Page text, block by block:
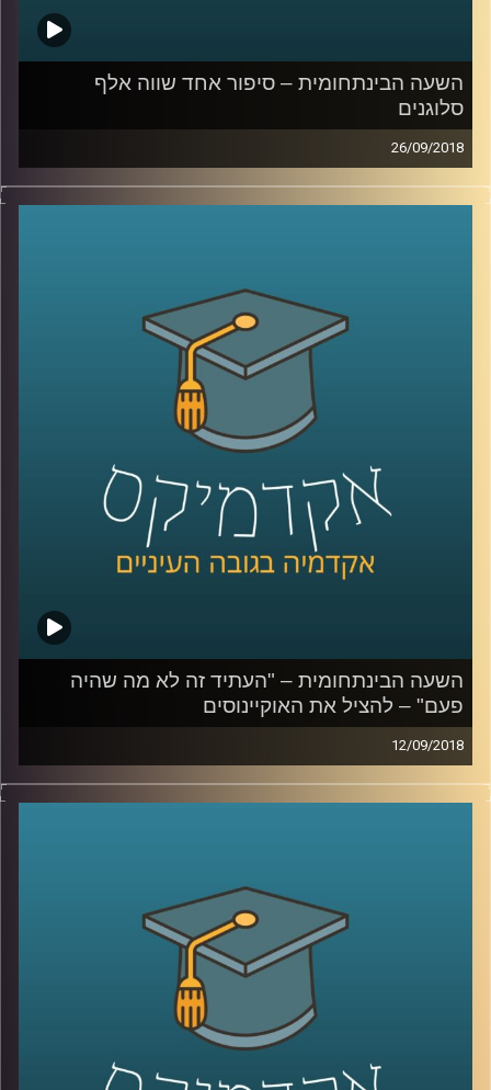
השעה הבינתחומית – סיפור אחד שווה אלף
סלוגנים
26/09/2018
כיצד הפכו הסיפורים לכלי הניהולי היעיל ביותר
משמרים לקוחות ומגייסים משקיעים באמצעות
הנרטיב של החברות שלהם. וגם – כיצד
הפיכתם של המותגים לדת החדשה קשורה
לירידה ברמת האלימות בעולם?
AudioVersity
השעה הבינתחומית – "העתיד זה לא מה שהיה
פעם" – להציל את האוקיינוסים
12/09/2018
רוב כוכב הלכת שלנו מכוסה במים והאוקיינוסים
האקלים, דרך המסעות באמצעותם גילו בני
האדם את כדור הארץ, עד נתיבי מסחר
ומלחמה, שטחים חקלאיים ודגה. פרופסור יואב
יאיר מתאר את הנזקים שאנו גורמים
לאוקיינוסים, מסביר על הסכנות הטמונות בכך
וגם – מה עלינו לעשות בכדי להימנע מהיום בו
נשחה בים של מדוזות ופלסטיק?